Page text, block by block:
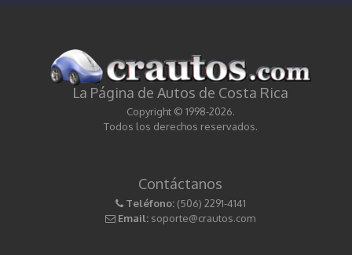
La Página de Autos de Costa Rica
Copyright © 1998-2026.
Todos los derechos reservados.
Contáctanos
Teléfono: (506) 2291-4141
Email: soporte@crautos.com